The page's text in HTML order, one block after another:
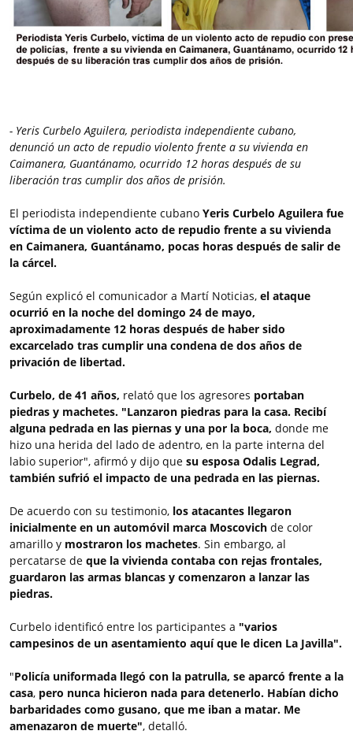
- Yeris Curbelo Aguilera, periodista independiente cubano,
denunció un acto de repudio violento frente a su vivienda en
Caimanera, Guantánamo, ocurrido 12 horas después de su
liberación tras cumplir dos años de prisión.
El periodista independiente cubano Yeris Curbelo Aguilera fue
víctima de un violento acto de repudio frente a su vivienda
en Caimanera, Guantánamo, pocas horas después de salir de
la cárcel.
Según explicó el comunicador a Martí Noticias, el ataque
ocurrió en la noche del domingo 24 de mayo,
aproximadamente 12 horas después de haber sido
excarcelado tras cumplir una condena de dos años de
privación de libertad.
Curbelo, de 41 años, relató que los agresores portaban
piedras y machetes. "Lanzaron piedras para la casa. Recibí
alguna pedrada en las piernas y una por la boca, donde me
hizo una herida del lado de adentro, en la parte interna del
labio superior", afirmó y dijo que su esposa Odalis Legrad,
también sufrió el impacto de una pedrada en las piernas.
De acuerdo con su testimonio, los atacantes llegaron
inicialmente en un automóvil marca Moscovich de color
amarillo y mostraron los machetes. Sin embargo, al
percatarse de que la vivienda contaba con rejas frontales,
guardaron las armas blancas y comenzaron a lanzar las
piedras.
Curbelo identificó entre los participantes a "varios
campesinos de un asentamiento aquí que le dicen La Javilla".
"Policía uniformada llegó con la patrulla, se aparcó frente a la
casa, pero nunca hicieron nada para detenerlo. Habían dicho
barbaridades como gusano, que me iban a matar. Me
amenazaron de muerte", detalló.